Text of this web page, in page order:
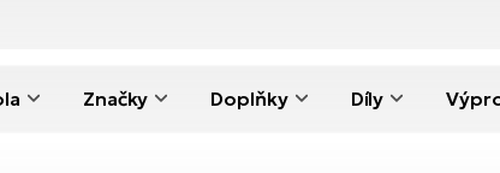
Značky Doplňky Díly